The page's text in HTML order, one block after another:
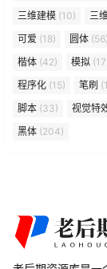
三维建模 (10) 三
可爱 (18) 圆体 (56)
楷体 (42) 模拟
程序化 (15) 笔刷
脚本 (33) 视觉特
黑体 (204)